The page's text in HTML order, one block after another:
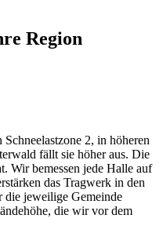
Region
2, in höheren
fällt sie höher aus. Die
Wir bemessen jede Halle auf
das Tragwerk in den
die jeweilige Gemeinde
die wir vor dem